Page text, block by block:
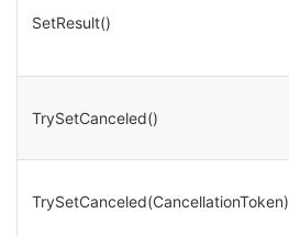
SetResult()
TrySetCanceled()
TrySetCanceled(CancellationToken)